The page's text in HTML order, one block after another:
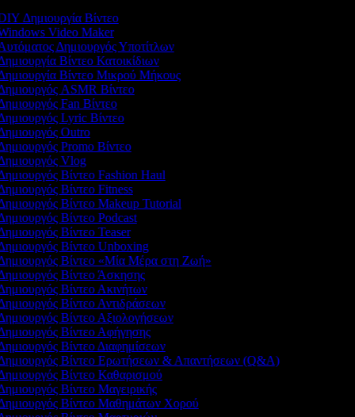
Δημιουργία Βίντεο
Video Maker
Δημιουργός Υποτίτλων
Βίντεο Κατοικίδιων
Βίντεο Μικρού Μήκους
ASMR Βίντεο
Fan Βίντεο
Lyric Βίντεο
Outro
Promo Βίντεο
Vlog
Βίντεο Fashion Haul
Βίντεο Fitness
Βίντεο Makeup Tutorial
Βίντεο Podcast
Βίντεο Teaser
Βίντεο Unboxing
Βίντεο «Μία Μέρα στη Ζωή»
Βίντεο Άσκησης
Βίντεο Ακινήτων
Βίντεο Αντιδράσεων
Βίντεο Αξιολογήσεων
Βίντεο Αφήγησης
Βίντεο Διαφημίσεων
Βίντεο Ερωτήσεων & Απαντήσεων (Q&A)
Βίντεο Καθαρισμού
Βίντεο Μαγειρικής
Βίντεο Μαθημάτων Χορού